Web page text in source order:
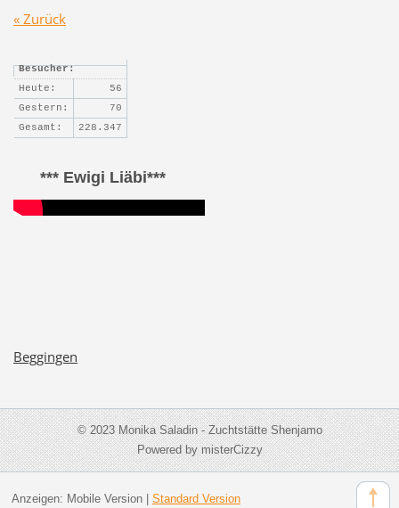
« Zurück
Besucher:
Heute:
56
Gestern:
70
Gesamt:
228.347
*** Ewigi Liäbi***
Beggingen
© 2023 Monika Saladin - Zuchtstätte Shenjamo
Powered by misterCizzy
Anzeigen: Mobile Version| Standard Version